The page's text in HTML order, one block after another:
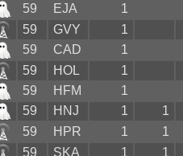
59 EJA
1
59 GVY
1
59 CAD
1
59 HOL
1
59 HFM
1
59 HNJ 1
1
59 HPR 1
1
59 SKA 1 1